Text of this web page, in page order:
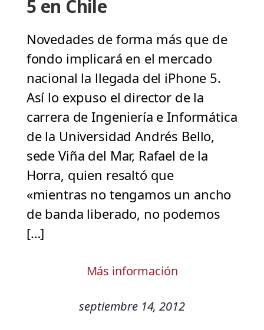
5 en Chile
Novedades de forma más que de
fondo implicará en el mercado
nacional la llegada del iPhone 5.
Así lo expuso el director de la
carrera de Ingeniería e Informática
de la Universidad Andrés Bello,
sede Viña del Mar, Rafael de la
Horra, quien resaltó que
«mientras no tengamos un ancho
de banda liberado, no podemos
[…]
Más información
septiembre 14, 2012